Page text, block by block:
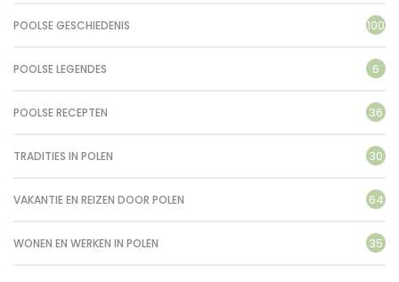
POOLSE GESCHIEDENIS 100
POOLSE LEGENDES 6
POOLSE RECEPTEN 36
TRADITIES IN POLEN 30
VAKANTIE EN REIZEN DOOR POLEN 64
WONEN EN WERKEN IN POLEN 35